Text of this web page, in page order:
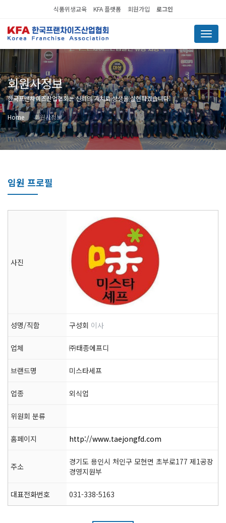
식품위생교육 KFA 플랫폼 회원가입 로그인
Menu
회원사정보
한국프랜차이즈산업협회는 신뢰의 가치로 상생을 실현하겠습니다.
Home 회원사정보
임원 프로필
사진
성명/직함 구성회 이사
업체 ㈜태종에프디
브랜드명 미스타세프
업종 외식업
위원회 분류
홈페이지 http://www.taejongfd.com
주소
경기도 용인시 처인구 모현면 초부로177 제1공장
경영지원부
대표전화번호 031-338-5163